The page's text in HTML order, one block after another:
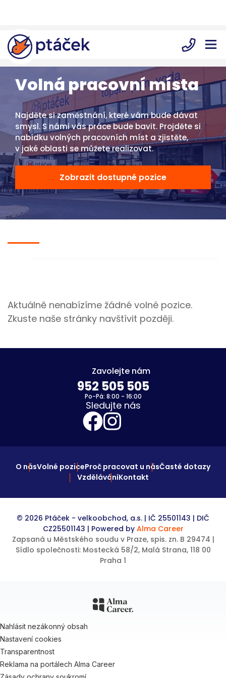
Volná pracovní místa
Najděte si zaměstnání, které vám bude dávat
smysl. S námi vás práce bude bavit. Projděte si
nabídku volných pracovních míst a zjistěte,
v jaké oblasti se můžete realizovat.
Zobrazit dostupné pozice
Aktuálně nenabízíme žádné volné pozice.
Zkuste naše stránky navštívit později.
Zavolejte nám
952 505 505
Po-Pá: 8:00 - 16:00
Sledujte nás
O násVolné poziceProč pracovat u násČasté dotazy
VzděláváníKontakt
© 2026 Ptáček - velkoobchod, a.s. | IČ 25501143 | DIČ
CZ25501143 | Powered by Alma Career
Zapsaná u Městského soudu v Praze, spis. zn. B 29474 |
Sídlo společnosti: Mostecká 58/2, Malá Strana, 118 00
Praha 1
Nahlásit nezákonný obsah
Nastavení cookies
Transparentnost
Reklama na portálech Alma Career